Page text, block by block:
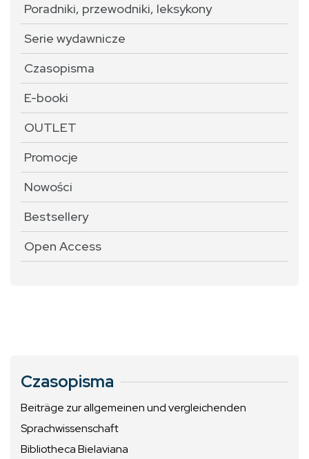
Poradniki, przewodniki, leksykony
Serie wydawnicze
Czasopisma
E-booki
OUTLET
Promocje
Nowości
Bestsellery
Open Access
Czasopisma
Beiträge zur allgemeinen und vergleichenden
Sprachwissenschaft
Bibliotheca Bielaviana